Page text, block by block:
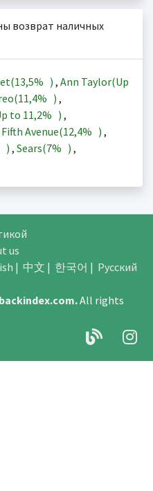
возврат наличных
13,5% ) , Ann Taylor(Up
11,4% ) ,
to 11,2% ) ,
Fifth Avenue(12,4% ) ,
) , Sears(7% ) ,
us
| 中文 | 한국어 | Русский
.All rights